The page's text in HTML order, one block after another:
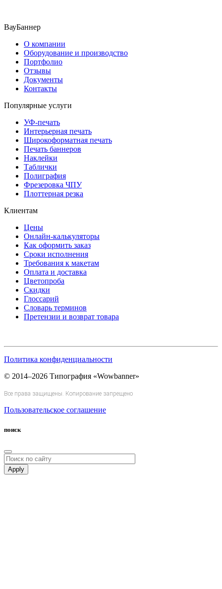
ВауБаннер
О компании
Оборудование и производство
Портфолио
Отзывы
Документы
Контакты
Популярные услуги
УФ-печать
Интерьерная печать
Широкоформатная печать
Печать баннеров
Наклейки
Таблички
Полиграфия
Фрезеровка ЧПУ
Плоттерная резка
Клиентам
Цены
Онлайн-калькуляторы
Как оформить заказ
Сроки исполнения
Требования к макетам
Оплата и доставка
Цветопроба
Скидки
Глоссарий
Словарь терминов
Претензии и возврат товара
Политика конфиденциальности
© 2014–2026 Типография «Wowbanner»
Все права защищены. Копирование запрещено
Пользовательское соглашение
поиск